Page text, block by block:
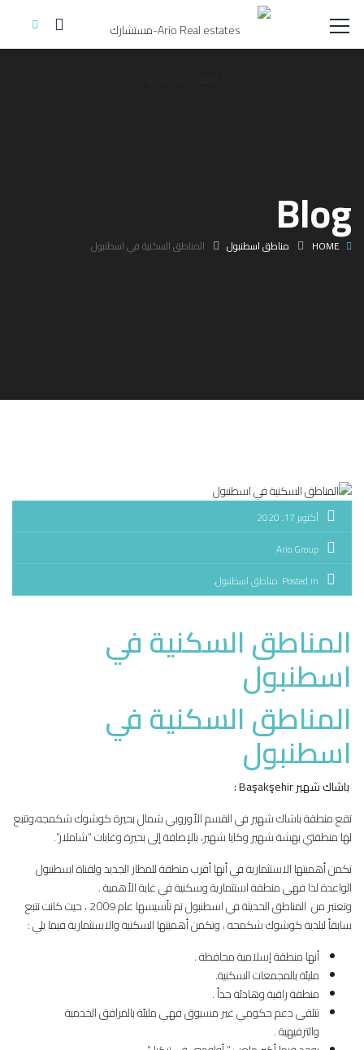
Blog
HOME مناطق اسطنبول المناطق السكنية في اسطنبول
أكتوبر 17, 2020
Ario Group
Posted in مناطق اسطنبول
المناطق السكنية في
اسطنبول
المناطق السكنية في
اسطنبول
باشاك شهير
تقع منطقة باشاك شهير في القسم الأوروبي شمال بحيرة كوشوك شكمجه،وتتبع
لها منطقتي بهشة شهير وكايا شهير، بالإضافة إلى بحيرة وغابات “شاملار”.
تكمن أهميتها الاستثمارية في أنها أقرب منطقة للمطار الجديد ولقناة اسطنبول
الواعدة لذا فهي منطقة استثمارية وسكنية في غاية الأهمية .
وتعتبر من المناطق الحديثة في اسطنبول تم تأسيسها عام 2009 ، حيث كانت تتبع
سابقاً لبلدية كوشوك شكمجه ، وتكمن أهميتها السكنية والاستثمارية فيما يلي :
أنها منطقة إسلامية محافظة .
مليئة بالمجمعات السكنية.
منطقة راقية وهادئة جداً .
تتلقى دعم حكومي غير مسبوق فهي مليئة بالمرافق الخدمية
والترفيهية .